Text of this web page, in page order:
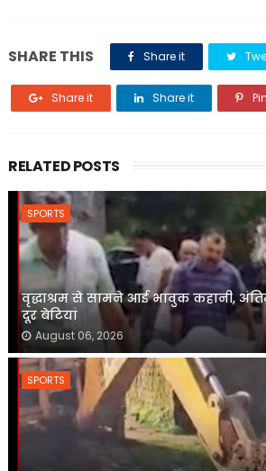
SHARE THIS Share it
Share it Share it
RELATED POSTS
SPORTS
वृद्धाश्रम से सामने आई भावुक कहानी,
दूर बेटियां
August 06, 2026
SPORTS